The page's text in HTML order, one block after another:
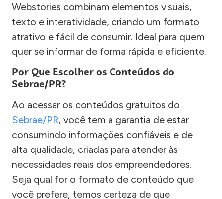
Webstories combinam elementos visuais,
texto e interatividade, criando um formato
atrativo e fácil de consumir. Ideal para quem
quer se informar de forma rápida e eficiente.
Por Que Escolher os Conteúdos do
Sebrae/PR?
Ao acessar os conteúdos gratuitos do
Sebrae/PR, você tem a garantia de estar
consumindo informações confiáveis e de
alta qualidade, criadas para atender às
necessidades reais dos empreendedores.
Seja qual for o formato de conteúdo que
você prefere, temos certeza de que